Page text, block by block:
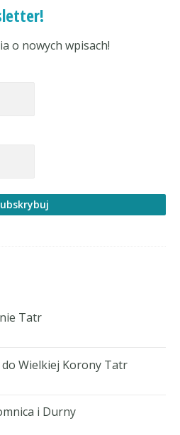
o nowych wpisach!
Tatr
Wielkiej Korony Tatr
i Durny